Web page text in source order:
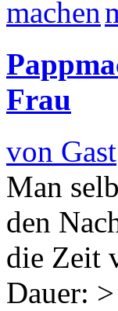
Frau
von Gast
Man
den
die Zeit
Dauer: